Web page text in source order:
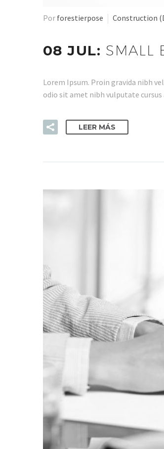
Por forestierpose Construction
08 JUL: SMALL
Lorem Ipsum. Proin gravida nibh
odio sit amet nibh vulputate cursus
LEER MÁS